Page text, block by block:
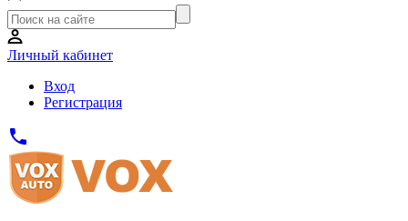
Личный кабинет
Вход
Регистрация
phone